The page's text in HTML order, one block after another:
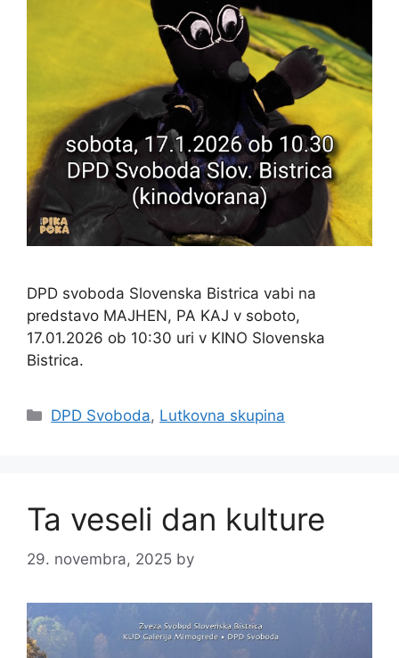
DPD svoboda Slovenska Bistrica vabi na
predstavo MAJHEN, PA KAJ v soboto,
17.01.2026 ob 10:30 uri v KINO Slovenska
Bistrica.
Categories
DPD Svoboda, Lutkovna skupina
Ta veseli dan kulture
29. novembra, 2025 by